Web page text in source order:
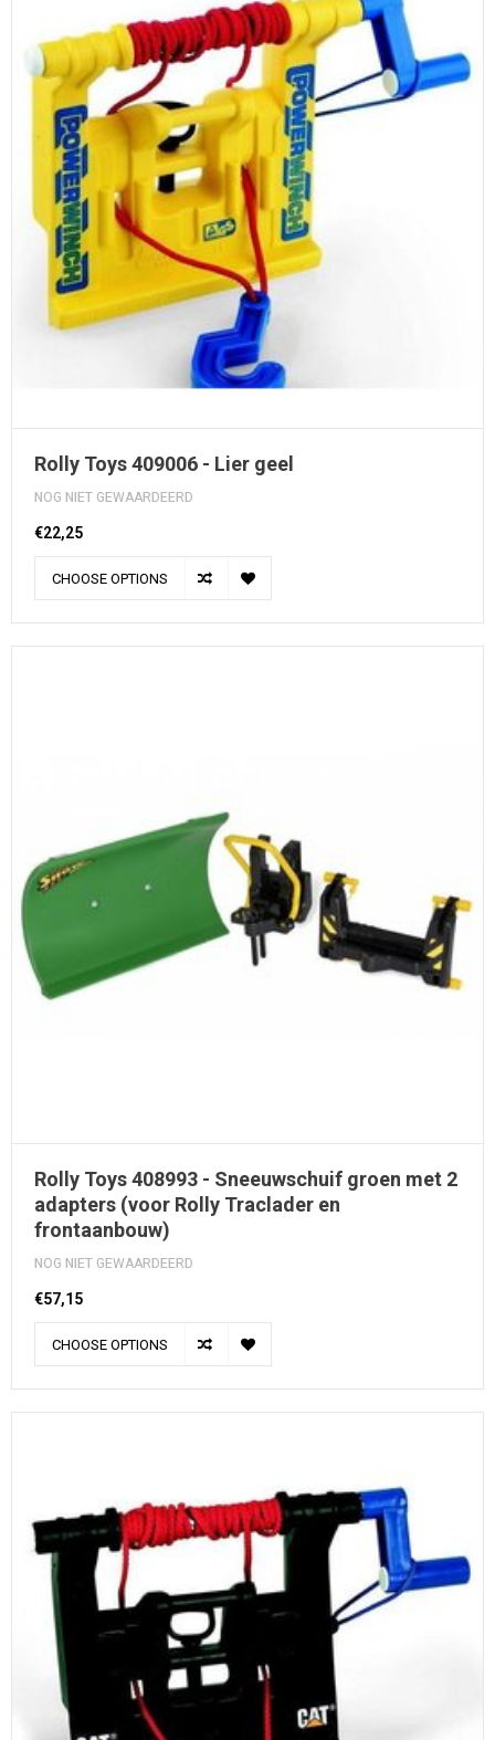
Rolly Toys 409006 - Lier geel
NOG NIET GEWAARDEERD
€22,25
CHOOSE OPTIONS
Rolly Toys 408993 - Sneeuwschuif groen met 2
adapters (voor Rolly Traclader en
frontaanbouw)
NOG NIET GEWAARDEERD
€57,15
CHOOSE OPTIONS